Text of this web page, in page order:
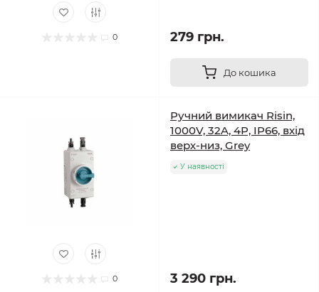
0 279 грн.
До кошика
0
Ручний вимикач Risin,
1000V, 32A, 4P, IP66, вхід
верх-низ, Grey
У наявності
3 290 грн.